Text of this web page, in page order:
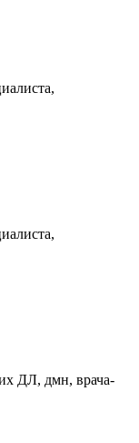
ДЛ, дмн, врача-